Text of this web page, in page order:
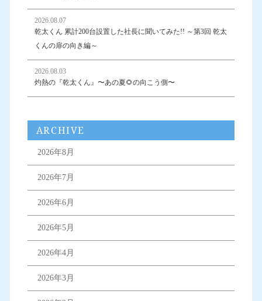
2026.08.07
乾太くん 累計200台設置した社長に聞いてみた!! ～第3回 乾太
くんの扉の向き編～
2026.08.03
灼熱の『乾太くん』〜あの夏🌻の向こう側〜
ARCHIVE
2026年8月
2026年7月
2026年6月
2026年5月
2026年4月
2026年3月